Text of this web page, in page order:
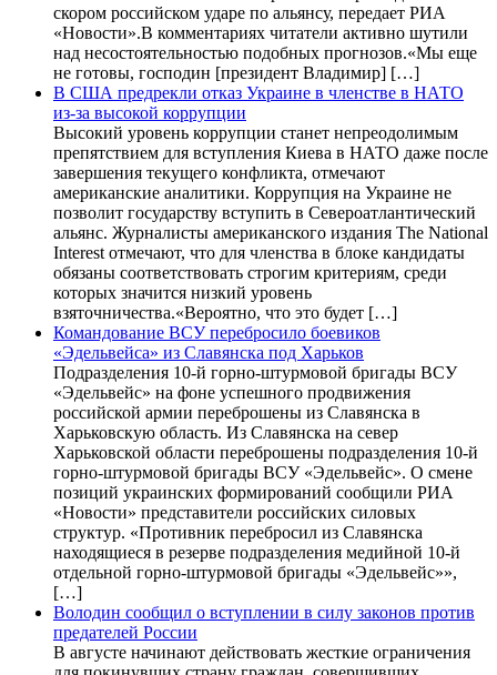
скором российском ударе по альянсу, передает РИА
«Новости».В комментариях читатели активно шутили
над несостоятельностью подобных прогнозов.«Мы еще
не готовы, господин [президент Владимир] […]
В США предрекли отказ Украине в членстве в НАТО
из-за высокой коррупции
Высокий уровень коррупции станет непреодолимым
препятствием для вступления Киева в НАТО даже после
завершения текущего конфликта, отмечают
американские аналитики. Коррупция на Украине не
позволит государству вступить в Североатлантический
альянс. Журналисты американского издания The National
Interest отмечают, что для членства в блоке кандидаты
обязаны соответствовать строгим критериям, среди
которых значится низкий уровень
взяточничества.«Вероятно, что это будет […]
Командование ВСУ перебросило боевиков
«Эдельвейса» из Славянска под Харьков
Подразделения 10-й горно-штурмовой бригады ВСУ
«Эдельвейс» на фоне успешного продвижения
российской армии переброшены из Славянска в
Харьковскую область. Из Славянска на север
Харьковской области переброшены подразделения 10-й
горно-штурмовой бригады ВСУ «Эдельвейс». О смене
позиций украинских формирований сообщили РИА
«Новости» представители российских силовых
структур. «Противник перебросил из Славянска
находящиеся в резерве подразделения медийной 10-й
отдельной горно-штурмовой бригады «Эдельвейс»»,
[…]
Володин сообщил о вступлении в силу законов против
предателей России
В августе начинают действовать жесткие ограничения